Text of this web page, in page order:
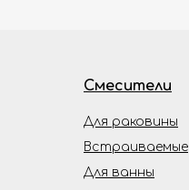
Смесители
Встраиваемые
Для ванны
Для раковины